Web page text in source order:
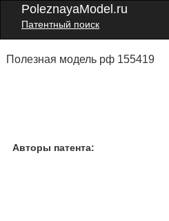
PoleznayaModel.ru
Патентный поиск
Полезная модель рф 155419
Авторы патента: